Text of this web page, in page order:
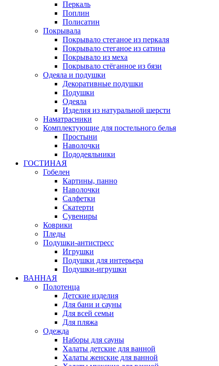
Перкаль
Поплин
Полисатин
Покрывала
Покрывало стеганое из перкаля
Покрывало стеганое из сатина
Покрывало из меха
Покрывало стёганное из бязи
Одеяла и подушки
Декоративные подушки
Подушки
Одеяла
Изделия из натуральной шерсти
Наматраcники
Комплектующие для постельного белья
Простыни
Наволочки
Пододеяльники
ГОСТИНАЯ
Гобелен
Картины, панно
Наволочки
Салфетки
Скатерти
Сувениры
Коврики
Пледы
Подушки-антистресс
Игрушки
Подушки для интерьера
Подушки-игрушки
ВАННАЯ
Полотенца
Детские изделия
Для бани и сауны
Для всей семьи
Для пляжа
Одежда
Наборы для сауны
Халаты детские для ванной
Халаты женские для ванной